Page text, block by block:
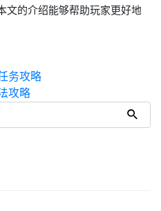
文的介绍能够帮助玩家更好地
务攻略
攻略